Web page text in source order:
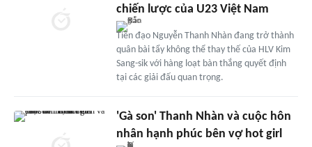
chiến lược của U23 Việt Nam
Tiền đạo Nguyễn Thanh Nhàn đang trở thành
quân bài tẩy không thể thay thế của HLV Kim
Sang-sik với hàng loạt bàn thắng quyết định
tại các giải đấu quan trọng.
'Gà son' Thanh Nhàn và cuộc hôn
nhân hạnh phúc bên vợ hot girl